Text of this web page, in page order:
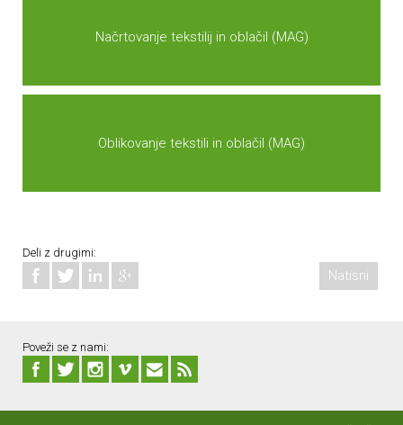
Načrtovanje tekstilij in oblačil (MAG)
Oblikovanje tekstili in oblačil (MAG)
Deli z drugimi:
Natisni
Poveži se z nami: